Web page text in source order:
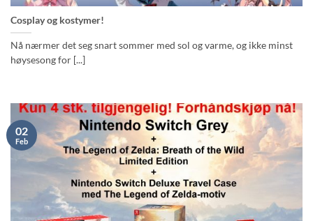
Cosplay og kostymer!
Nå nærmer det seg snart sommer med sol og varme, og ikke minst
høysesong for [...]
02
Feb